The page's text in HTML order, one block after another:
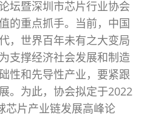
坛暨深圳市芯片行业协会
的重点抓手。当前，中国
，世界百年未有之大变局
支撑经济社会发展和制造
性和先导性产业，要紧跟
。为此，协会拟定于2022
芯片产业链发展高峰论